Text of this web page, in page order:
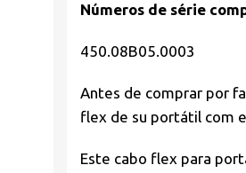
Números de série
450.08B05.0003
Antes de comprar por
flex de su portátil com
Este cabo flex para